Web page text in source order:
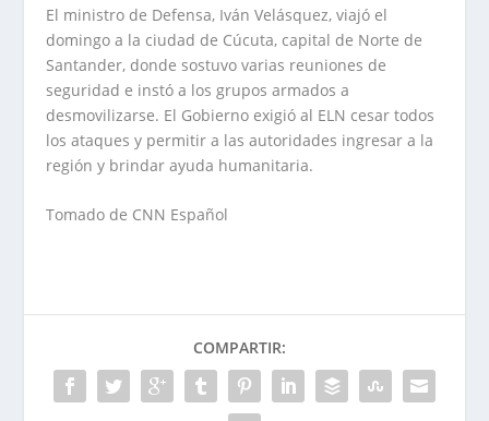
El ministro de Defensa, Iván Velásquez, viajó el
domingo a la ciudad de Cúcuta, capital de Norte de
Santander, donde sostuvo varias reuniones de
seguridad e instó a los grupos armados a
desmovilizarse. El Gobierno exigió al ELN cesar todos
los ataques y permitir a las autoridades ingresar a la
región y brindar ayuda humanitaria.
Tomado de CNN Español
COMPARTIR: